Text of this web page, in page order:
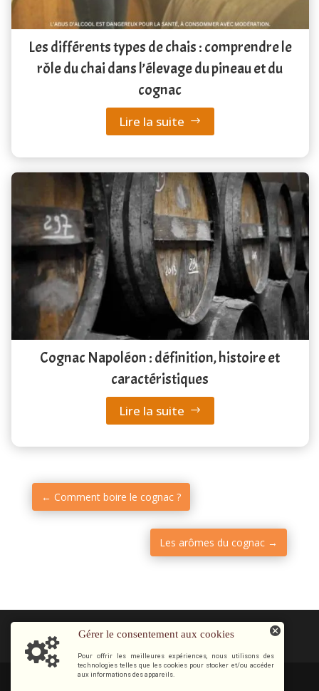
Les différents types de chais : comprendre le
rôle du chai dans l’élevage du pineau et du
cognac
Lire la suite
Cognac Napoléon : définition, histoire et
caractéristiques
Lire la suite
← Comment boire le cognac ?
Les arômes du cognac →
Gérer le consentement aux cookies
Pour offrir les meilleures expériences, nous utilisons des
technologies telles que les cookies pour stocker et/ou accéder
aux informations des appareils.